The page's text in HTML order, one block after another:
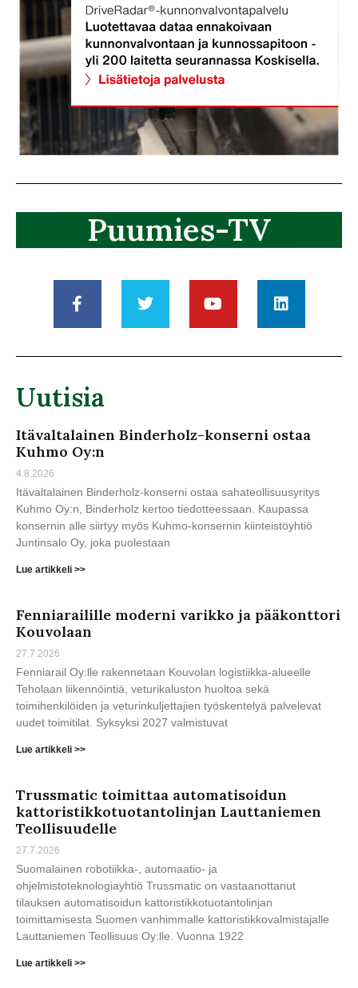
Puumies-TV
Uutisia
Itävaltalainen Binderholz-konserni ostaa
Kuhmo Oy:n
4.8.2026
Itävaltalainen Binderholz-konserni ostaa sahateollisuusyritys
Kuhmo Oy:n, Binderholz kertoo tiedotteessaan. Kaupassa
konsernin alle siirtyy myös Kuhmo-konsernin kiinteistöyhtiö
Juntinsalo Oy, joka puolestaan
Lue artikkeli >>
Fenniarailille moderni varikko ja pääkonttori
Kouvolaan
27.7.2026
Fenniarail Oy:lle rakennetaan Kouvolan logistiikka-alueelle
Teholaan liikennöintiä, veturikaluston huoltoa sekä
toimihenkilöiden ja veturinkuljettajien työskentelyä palvelevat
uudet toimitilat. Syksyksi 2027 valmistuvat
Lue artikkeli >>
Trussmatic toimittaa automatisoidun
kattoristikkotuotantolinjan Lauttaniemen
Teollisuudelle
27.7.2026
Suomalainen robotiikka-, automaatio- ja
ohjelmistoteknologiayhtiö Trussmatic on vastaanottanut
tilauksen automatisoidun kattoristikkotuotantolinjan
toimittamisesta Suomen vanhimmalle kattoristikkovalmistajalle
Lauttaniemen Teollisuus Oy:lle. Vuonna 1922
Lue artikkeli >>